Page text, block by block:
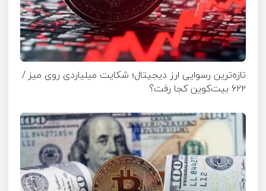
تازه‌ترین رسوایی ارز دیجیتال؛ شکایت میلیاردی روی میز /
۶۲۲ بیت‌کوین کجا رفت؟